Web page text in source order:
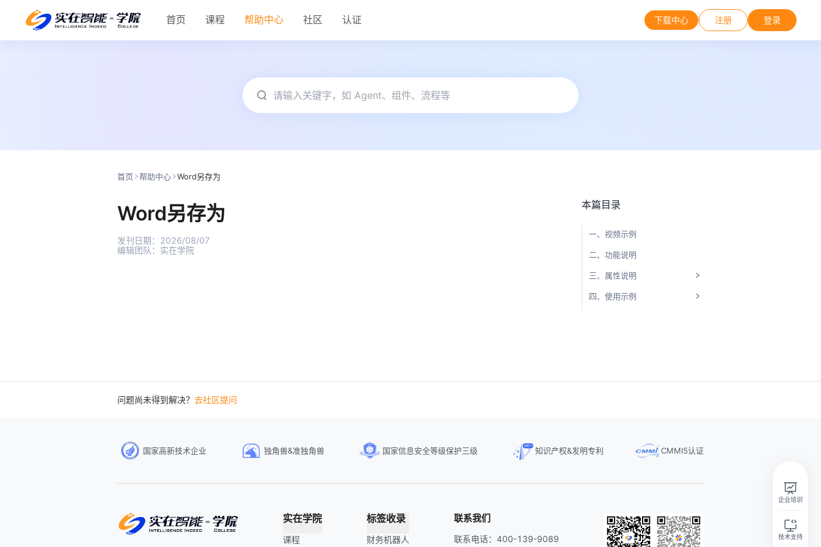
首页 课程 帮助中心 社区 认证 下载中心 注册 登录
首页 帮助中心 Word另存为
Word另存为
发刊日期： 2026/08/07
编辑团队： 实在学院
本篇目录
一、视频示例
二、功能说明
三、属性说明
四、使用示例
问题尚未得到解决？ 去社区提问
国家高新技术企业 独角兽&准独角兽 国家信息安全等级保护三级 知识产权&发明专利 CMMI5认证
实在学院
课程
标签收录
财务机器人
联系我们
联系电话：400-139-9089
企业培训
技术支持
实在智能Agent学习群